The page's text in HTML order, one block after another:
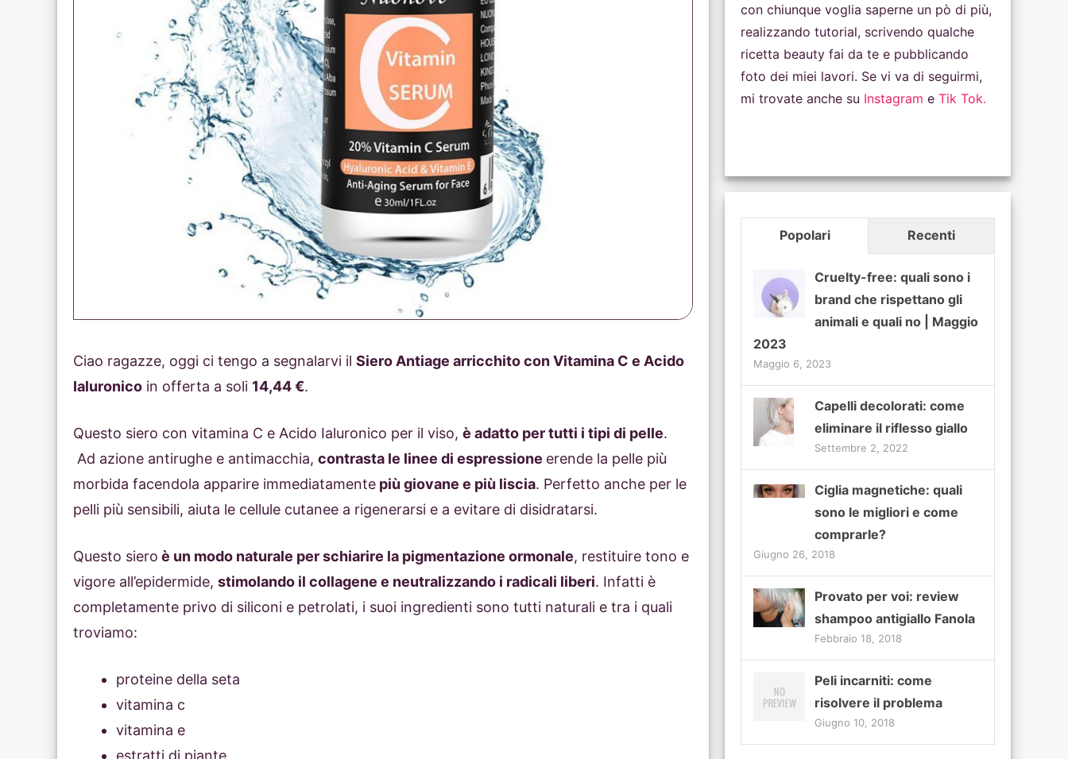
Ciao ragazze, oggi ci tengo a segnalarvi il Siero Antiage arricchito con Vitamina C e Acido
Ialuronico in offerta a soli 14,44 €.
Questo siero con vitamina C e Acido Ialuronico per il viso, è adatto per tutti i tipi di pelle.
Ad azione antirughe e antimacchia, contrasta le linee di espressione erende la pelle più
morbida facendola apparire immediatamente più giovane e più liscia. Perfetto anche per le
pelli più sensibili, aiuta le cellule cutanee a rigenerarsi e a evitare di disidratarsi.
Questo siero è un modo naturale per schiarire la pigmentazione ormonale, restituire tono e
vigore all’epidermide, stimolando il collagene e neutralizzando i radicali liberi. Infatti è
completamente privo di siliconi e petrolati, i suoi ingredienti sono tutti naturali e tra i quali
troviamo:
proteine della seta
vitamina c
vitamina e
estratti di piante
con chiunque voglia saperne un pò di più,
realizzando tutorial, scrivendo qualche
ricetta beauty fai da te e pubblicando
foto dei miei lavori. Se vi va di seguirmi,
mi trovate anche su Instagram e Tik Tok.
Popolari Recenti
Cruelty-free: quali sono i
brand che rispettano gli
animali e quali no | Maggio
2023
Maggio 6, 2023
Capelli decolorati: come
eliminare il riflesso giallo
Settembre 2, 2022
Ciglia magnetiche: quali
sono le migliori e come
comprarle?
Giugno 26, 2018
Provato per voi: review
shampoo antigiallo Fanola
Febbraio 18, 2018
Peli incarniti: come
risolvere il problema
Giugno 10, 2018